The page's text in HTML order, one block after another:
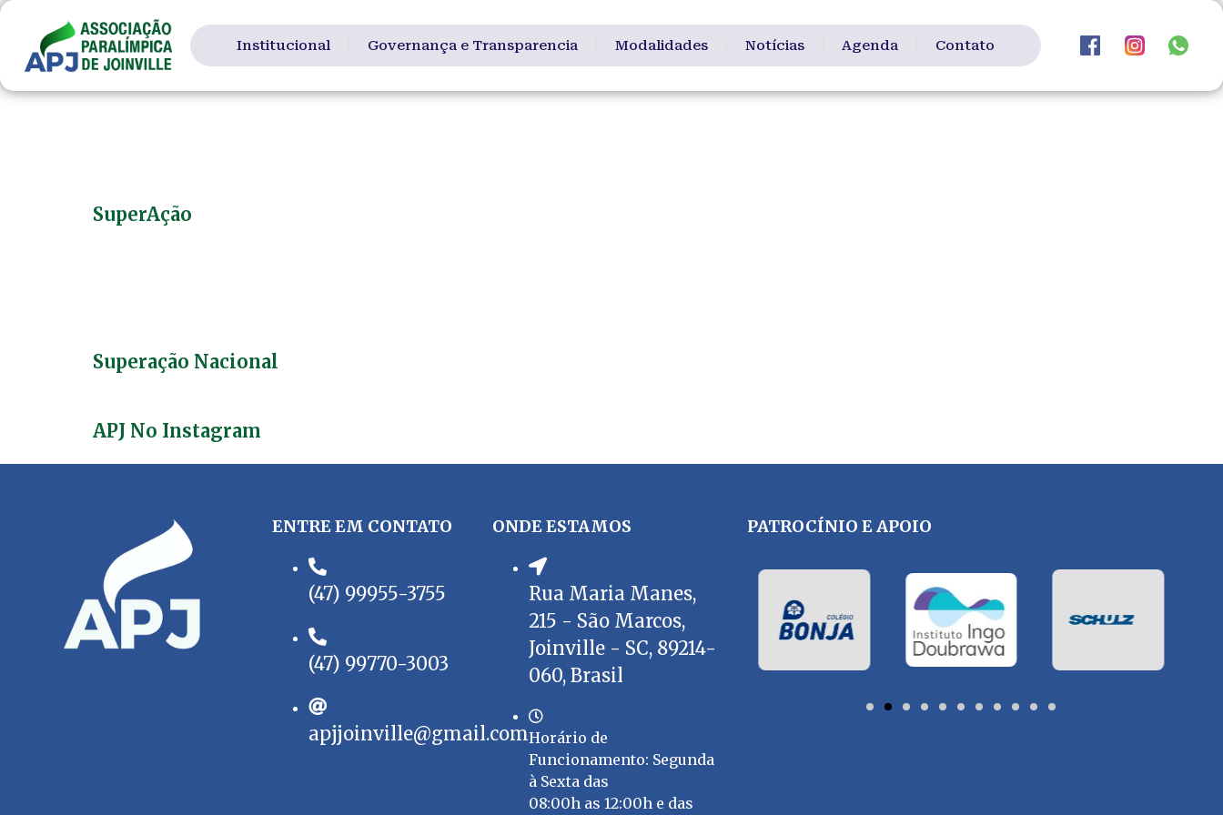
conteúdo
Institucional Governança e Transparencia Modalidades Notícias Agenda Contato
SuperAção
Superação Nacional
APJ No Instagram
ENTRE EM CONTATO
(47) 99955-3755
(47) 99770-3003
apjjoinville@gmail.com
ONDE ESTAMOS
Rua Maria Manes,
215 - São Marcos,
Joinville - SC, 89214-
060, Brasil
Horário de
Funcionamento: Segunda
à Sexta das
08:00h as 12:00h e das
PATROCÍNIO E APOIO